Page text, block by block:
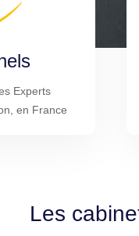
Experts
en France
Les